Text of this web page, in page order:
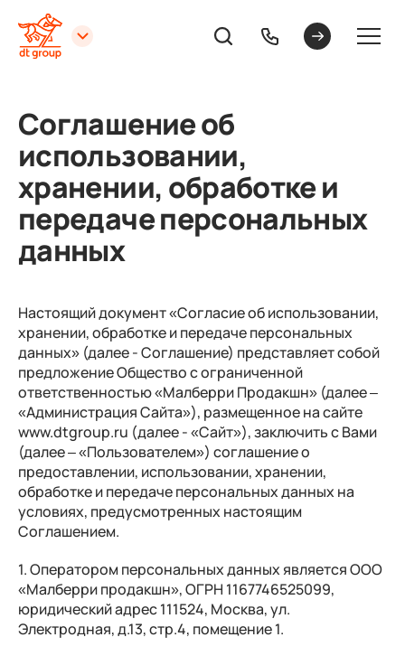
Соглашение об
использовании,
хранении, обработке и
передаче персональных
данных
Настоящий документ «Согласие об использовании,
хранении, обработке и передаче персональных
данных» (далее - Соглашение) представляет собой
предложение Общество с ограниченной
ответственностью «Малберри Продакшн» (далее –
«Администрация Сайта»), размещенное на сайте
www.dtgroup.ru (далее - «Сайт»), заключить с Вами
(далее – «Пользователем») соглашение о
предоставлении, использовании, хранении,
обработке и передаче персональных данных на
условиях, предусмотренных настоящим
Соглашением.
1. Оператором персональных данных является ООО
«Малберри продакшн», ОГРН 1167746525099,
юридический адрес 111524, Москва, ул.
Электродная, д.13, стр.4, помещение 1.